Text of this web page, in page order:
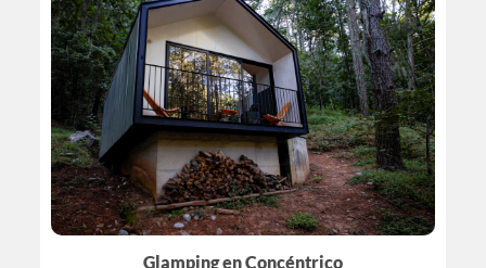
Glamping en Concéntrico